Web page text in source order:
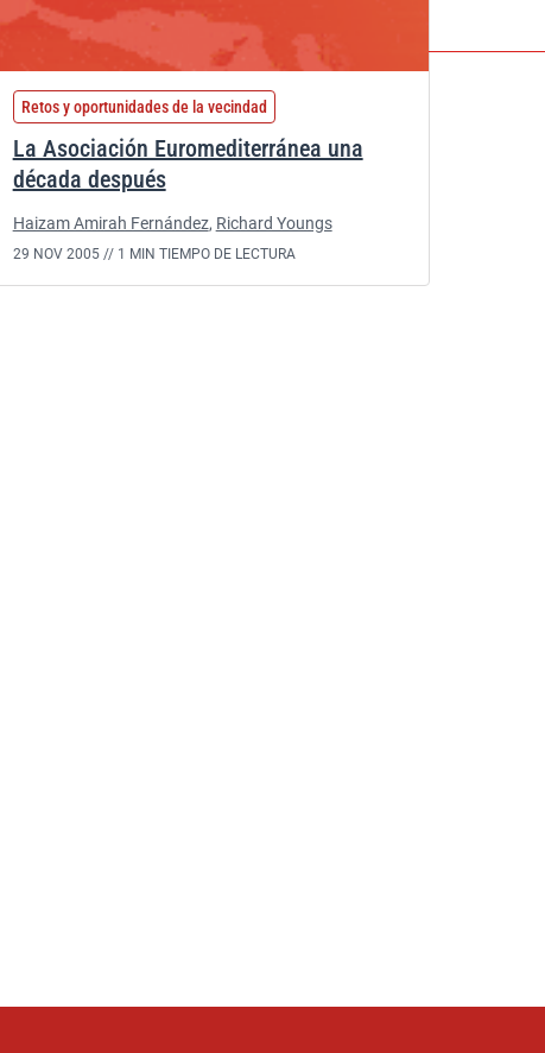
Retos y oportunidades de la vecindad
La Asociación Euromediterránea una
década después
Haizam Amirah Fernández, Richard Youngs
29 NOV 2005 // 1 MIN TIEMPO DE LECTURA